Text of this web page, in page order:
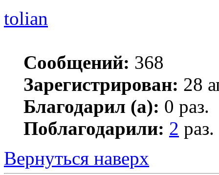
tolian
Сообщений: 368
Зарегистрирован: 28
Благодарил (а): 0 раз.
Поблагодарили: 2 раз.
Вернуться наверх